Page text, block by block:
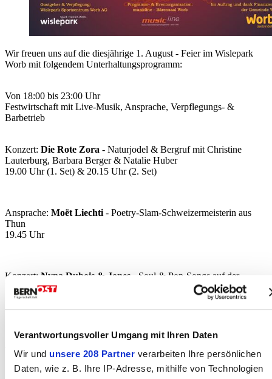
Verantwortungsvoller Umgang mit Ihren Daten
Wir und unsere 208 Partner verarbeiten Ihre persönlichen
Daten, wie z. B. Ihre IP-Adresse, mithilfe von Technologien
Wir freuen uns auf die diesjährige 1. August - Feier im Wislepark
Worb mit folgendem Unterhaltungsprogramm:
Von 18:00 bis 23:00 Uhr
Festwirtschaft mit Live-Musik, Ansprache, Verpflegungs- &
Barbetrieb
Konzert: Die Rote Zora - Naturjodel & Bergruf mit Christine
Lauterburg, Barbara Berger & Natalie Huber
19.00 Uhr (1. Set) & 20.15 Uhr (2. Set)
Ansprache: Moët Liechti- Poetry-Slam-Schweizermeisterin aus
Thun
19.45 Uhr
Konzert: Nyna Dubois & Jones - Soul & Pop-Songs auf der
VeloStage
21.00 Uhr
Freier Zutritt
Tisch-Reservationen: 031 838 71 71 /info@wislepark.ch